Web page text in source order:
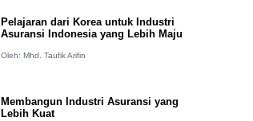
Pelajaran dari Korea untuk Industri
Asuransi Indonesia yang Lebih Maju
Oleh: Mhd. Taufik Arifin
Membangun Industri Asuransi yang
Lebih Kuat